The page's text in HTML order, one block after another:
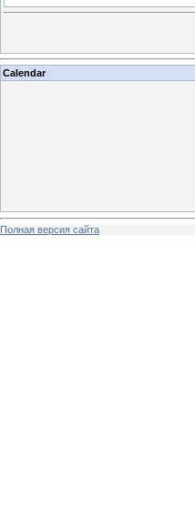
Calendar
Полная версия сайта